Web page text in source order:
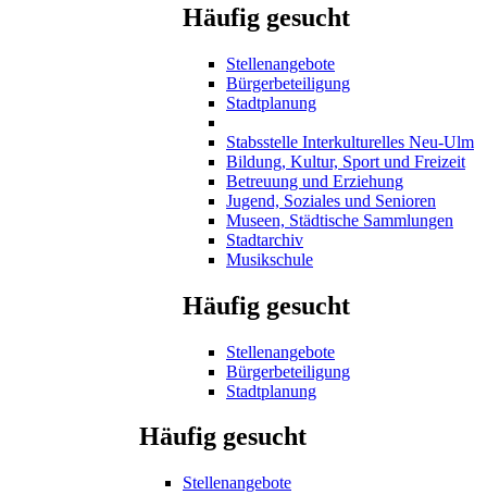
Häufig gesucht
Stellenangebote
Bürgerbeteiligung
Stadtplanung
Stabsstelle Interkulturelles Neu-Ulm
Bildung, Kultur, Sport und Freizeit
Betreuung und Erziehung
Jugend, Soziales und Senioren
Museen, Städtische Sammlungen
Stadtarchiv
Musikschule
Häufig gesucht
Stellenangebote
Bürgerbeteiligung
Stadtplanung
Häufig gesucht
Stellenangebote